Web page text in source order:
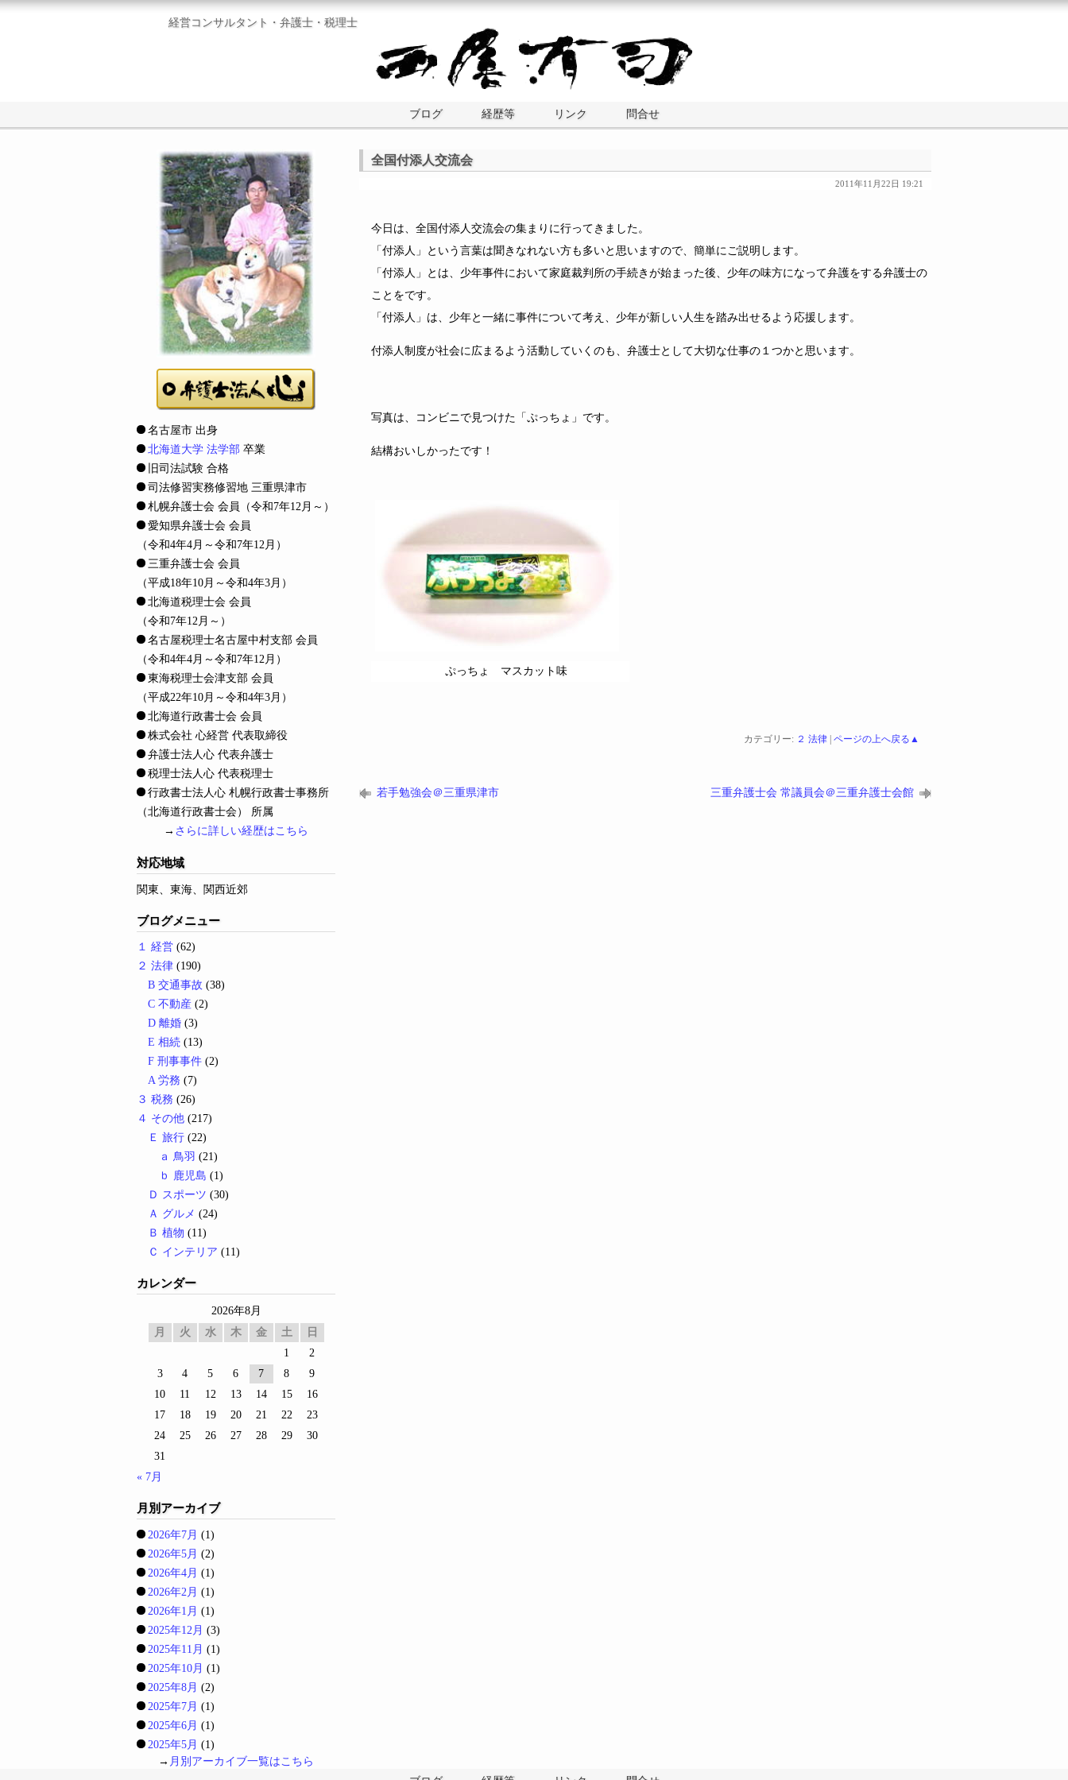
経営コンサルタント・弁護士・税理士
ブログ 経歴等 リンク 問合せ
全国付添人交流会
2011年11月22日 19:21
今日は、全国付添人交流会の集まりに行ってきました。
「付添人」という言葉は聞きなれない方も多いと思いますので、簡単にご説明します。
「付添人」とは、少年事件において家庭裁判所の手続きが始まった後、少年の味方になって弁護をする弁護士の
ことをです。
「付添人」は、少年と一緒に事件について考え、少年が新しい人生を踏み出せるよう応援します。
付添人制度が社会に広まるよう活動していくのも、弁護士として大切な仕事の１つかと思います。
写真は、コンビニで見つけた「ぷっちょ」です。
結構おいしかったです！
ぷっちょ マスカット味
カテゴリー: ２ 法律 ページの上へ戻る▲
若手勉強会＠三重県津市 三重弁護士会 常議員会＠三重弁護士会館
名古屋市 出身
北海道大学 法学部 卒業
旧司法試験 合格
司法修習実務修習地 三重県津市
札幌弁護士会 会員
（令和7年12月～）
愛知県弁護士会 会員
（令和4年4月～令和7年12月）
三重弁護士会 会員
（平成18年10月～令和4年3月）
北海道税理士会 会員
（令和7年12月～）
名古屋税理士名古屋中村支部 会員
（令和4年4月～令和7年12月）
東海税理士会津支部 会員
（平成22年10月～令和4年3月）
北海道行政書士会 会員
株式会社 心経営 代表取締役
弁護士法人心 代表弁護士
税理士法人心 代表税理士
行政書士法人心 札幌行政書士事務所
（北海道行政書士会） 所属
→ さらに詳しい経歴はこちら
対応地域
関東、東海、関西近郊
ブログメニュー
１ 経営 (62)
２ 法律 (190)
B 交通事故 (38)
C 不動産 (2)
D 離婚 (3)
E 相続 (13)
F 刑事事件 (2)
A 労務 (7)
３ 税務 (26)
４ その他 (217)
Ｅ 旅行 (22)
ａ 鳥羽 (21)
ｂ 鹿児島 (1)
Ｄ スポーツ (30)
Ａ グルメ (24)
Ｂ 植物 (11)
Ｃ インテリア (11)
カレンダー
2026年8月
月
火 水 木 金 土
日
1
2
3
4 5 6 7 8
9
10
11 12 13 14 15
16
17
18 19 20 21 22
23
24
25 26 27 28 29
30
31
« 7月
月別アーカイブ
2026年7月 (1)
2026年5月 (2)
2026年4月 (1)
2026年2月 (1)
2026年1月 (1)
2025年12月 (3)
2025年11月 (1)
2025年10月 (1)
2025年8月 (2)
2025年7月 (1)
2025年6月 (1)
2025年5月 (1)
→ 月別アーカイブ一覧はこちら